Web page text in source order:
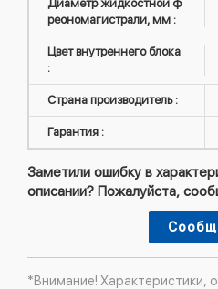
Диаметр жидкостной ф
реономагистрали, мм :
Цвет внутреннего блока
:
Страна производитель :
Гарантия :
Заметили ошибку в
описании? Пожалуйста,
*Внимание! Характеристики,